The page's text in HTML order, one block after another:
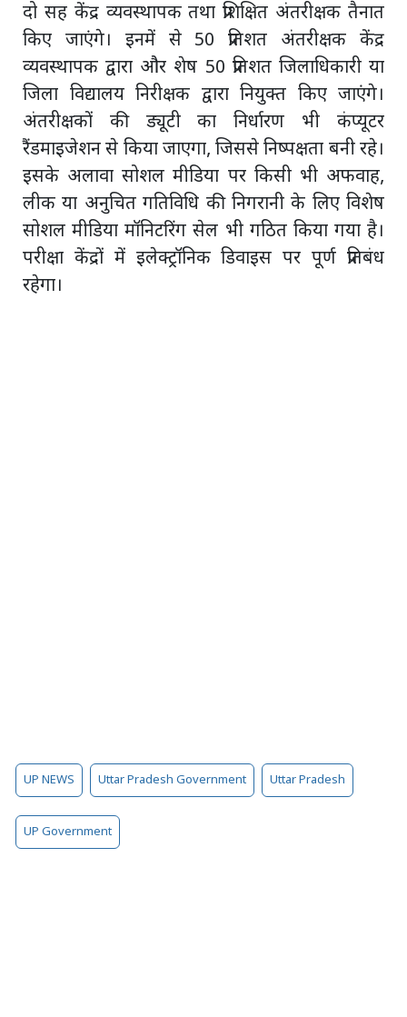
दो सह केंद्र व्यवस्थापक तथा प्रशिक्षित अंतरीक्षक तैनात
किए जाएंगे। इनमें से 50 प्रतिशत अंतरीक्षक केंद्र
व्यवस्थापक द्वारा और शेष 50 प्रतिशत जिलाधिकारी या
जिला विद्यालय निरीक्षक द्वारा नियुक्त किए जाएंगे।
अंतरीक्षकों की ड्यूटी का निर्धारण भी कंप्यूटर
रैंडमाइजेशन से किया जाएगा, जिससे निष्पक्षता बनी रहे।
इसके अलावा सोशल मीडिया पर किसी भी अफवाह,
लीक या अनुचित गतिविधि की निगरानी के लिए विशेष
सोशल मीडिया मॉनिटरिंग सेल भी गठित किया गया है।
परीक्षा केंद्रों में इलेक्ट्रॉनिक डिवाइस पर पूर्ण प्रतिबंध
रहेगा।
UP NEWS Uttar Pradesh Government Uttar Pradesh
UP Government